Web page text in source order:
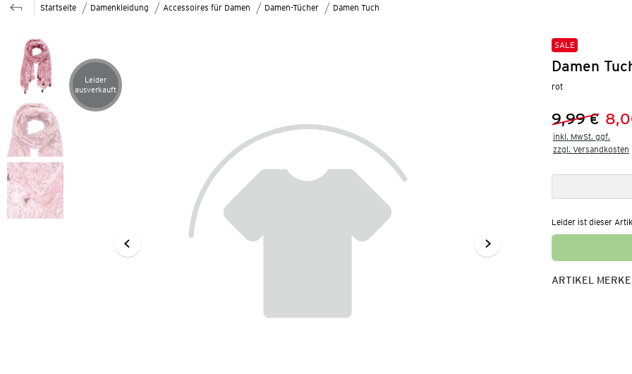
Startseite Damenkleidung Accessoires für Damen Damen-Tücher Damen Tuch
Artikel leider ausverkauft
Leider
ausverkauft
SALE
Damen
rot
Vorheriger
9,99 €
Neuer
inkl. MwSt. ggf.
zzgl. Versandkosten
Leider ist dieser
ARTIKEL